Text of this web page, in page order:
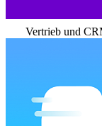
Vertrieb und